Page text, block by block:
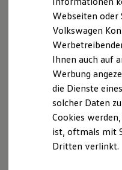
Digitale
Hybridautos
Marke und Erlebnis
Volkswagen R
R-Modelle
R
Driving
Volkswagen
Factory
T-Roc
Golf
Probefahrt
Webseiten oder
Volkswagen
Ihnen auch auf
Werbung
die Dienste
solcher Daten
Cookies
ist, oftmals mit
Dritten verlinkt.